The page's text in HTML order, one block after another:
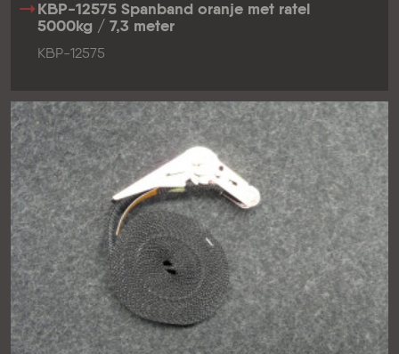
KBP-12575 Spanband oranje met ratel
5000kg / 7,3 meter
KBP-12575